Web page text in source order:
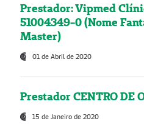
Prestador: Vipmed
51004349-0 (Nome
Master)
01 de Abril de 2020
Prestador CENTRO DE
15 de Janeiro de 2020